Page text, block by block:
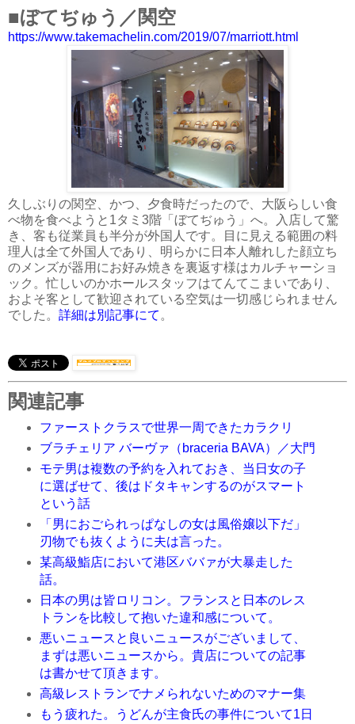
■ぼてぢゅう／関空
https://www.takemachelin.com/2019/07/marriott.html
久しぶりの関空、かつ、夕食時だったので、大阪らしい食
べ物を食べようと1タミ3階「ぼてぢゅう」へ。入店して驚
き、客も従業員も半分が外国人です。目に見える範囲の料
理人は全て外国人であり、明らかに日本人離れした顔立ち
のメンズが器用にお好み焼きを裏返す様はカルチャーショ
ック。忙しいのかホールスタッフはてんてこまいであり、
およそ客として歓迎されている空気は一切感じられません
でした。 詳細は別記事にて 。
関連記事
ファーストクラスで世界一周できたカラクリ
ブラチェリア バーヴァ（braceria BAVA）／大門
モテ男は複数の予約を入れておき、当日女の子
に選ばせて、後はドタキャンするのがスマート
という話
「男におごられっぱなしの女は風俗嬢以下だ」
刃物でも抜くように夫は言った。
某高級鮨店において港区ババァが大暴走した
話。
日本の男は皆ロリコン。フランスと日本のレス
トランを比較して抱いた違和感について。
悪いニュースと良いニュースがございまして、
まずは悪いニュースから。貴店についての記事
は書かせて頂きます。
高級レストランでナメられないためのマナー集
もう疲れた。うどんが主食氏の事件について1日